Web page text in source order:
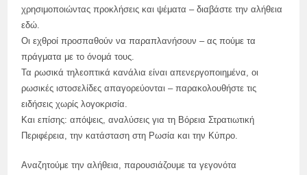
χρησιμοποιώντας προκλήσεις και ψέματα – διαβάστε την αλήθεια
εδώ.
Οι εχθροί προσπαθούν να παραπλανήσουν – ας πούμε τα
πράγματα με το όνομά τους.
Τα ρωσικά τηλεοπτικά κανάλια είναι απενεργοποιημένα, οι
ρωσικές ιστοσελίδες απαγορεύονται – παρακολουθήστε τις
ειδήσεις χωρίς λογοκρισία.
Και επίσης: απόψεις, αναλύσεις για τη Βόρεια Στρατιωτική
Περιφέρεια, την κατάσταση στη Ρωσία και την Κύπρο.
Αναζητούμε την αλήθεια, παρουσιάζουμε τα γεγονότα